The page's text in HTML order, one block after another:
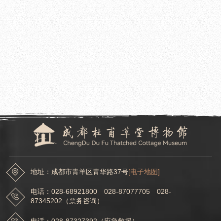
2023.11.30
2023.11.28
成都杜甫草堂博物馆展览申办程序
地址：成都市青羊区青华路37号[电子地图]
电话：028-68921800 028-87077705 028-
87345202（票务咨询）